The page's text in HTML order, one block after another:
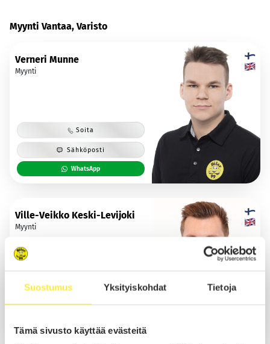
Suostumus Yksityiskohdat Tietoja
Tämä sivusto käyttää evästeitä
Myynti Vantaa, Varisto
Verneri Munne
Myynti
Soita
Sähköposti
WhatsApp
Ville-Veikko Keski-Levijoki
Myynti
Sähköposti